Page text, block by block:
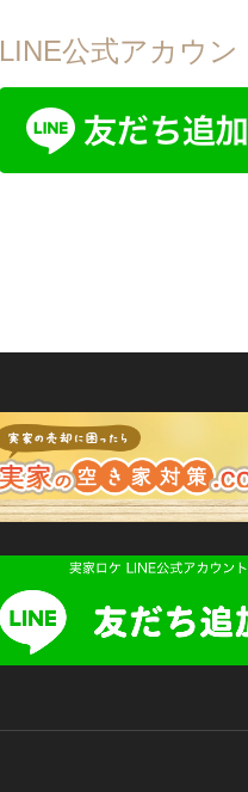
LINE公式アカウン